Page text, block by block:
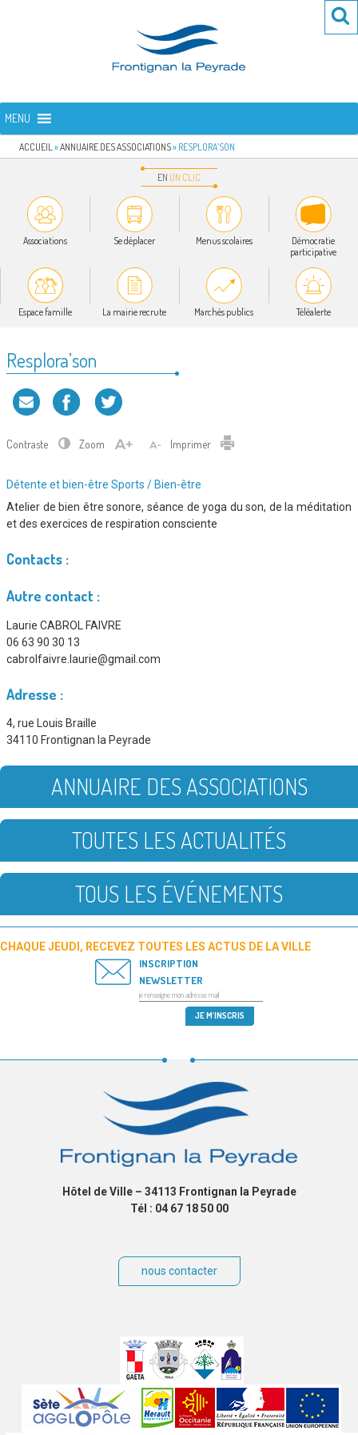
FRONTIGNAN LA PEYRADE
MENU
ACCUEIL »ANNUAIRE DES ASSOCIATIONS» RESPLORA’SON
EN UN CLIC
Associations Se déplacer Menus scolaires
Démocratie
participative
Espace famille La mairie recrute Marchés publics Téléalerte
Resplora’son
Contraste Zoom Imprimer
Type
d'association
Détente et bien-être Sports / Bien-être
Atelier de bien être sonore, séance de yoga du son, de la méditation
et des exercices de respiration consciente
Contacts :
Autre contact :
Laurie CABROL FAIVRE
06 63 90 30 13
cabrolfaivre.laurie@gmail.com
Adresse :
4, rue Louis Braille
34110 Frontignan la Peyrade
ANNUAIRE DES ASSOCIATIONS
TOUTES LES ACTUALITÉS
TOUS LES ÉVÉNEMENTS
CHAQUE JEUDI, RECEVEZ TOUTES LES ACTUS DE LA VILLE
INSCRIPTION
NEWSLETTER
Hôtel de Ville – 34113 Frontignan la Peyrade
Tél : 04 67 18 50 00
nous contacter
partenaires